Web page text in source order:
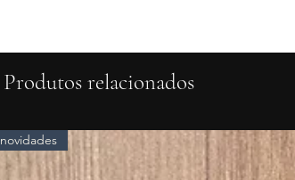
Produtos relacionados
novidades